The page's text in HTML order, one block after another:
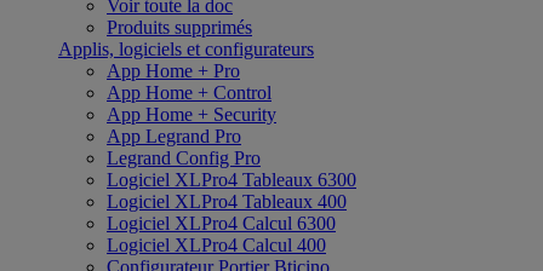
Voir toute la doc
Produits supprimés
Applis, logiciels et configurateurs
App Home + Pro
App Home + Control
App Home + Security
App Legrand Pro
Legrand Config Pro
Logiciel XLPro4 Tableaux 6300
Logiciel XLPro4 Tableaux 400
Logiciel XLPro4 Calcul 6300
Logiciel XLPro4 Calcul 400
Configurateur Portier Bticino